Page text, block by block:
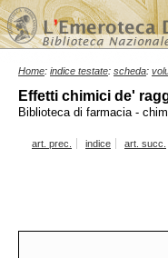
Home: indice testate: scheda:
Effetti chimici de'
Biblioteca di farmacia -
art. prec. indice art. succ.